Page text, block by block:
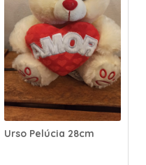
Urso Pelúcia 28cm